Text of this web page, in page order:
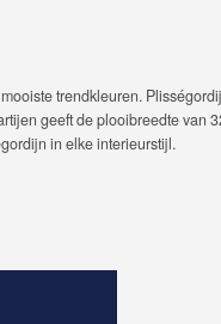
trendkleuren.
geeft de plooibreedte
in elke interieurstijl.